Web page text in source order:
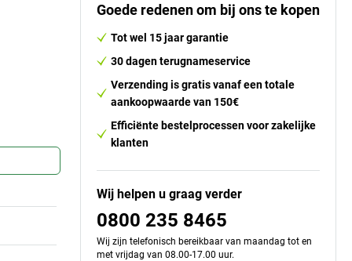
Goede redenen om bij ons te kopen
Tot wel 15 jaar garantie
30 dagen terugnameservice
Verzending is gratis vanaf een totale
aankoopwaarde van 150€
Efficiënte bestelprocessen voor zakelijke
klanten
Wij helpen u graag verder
0800 235 8465
Wij zijn telefonisch bereikbaar van maandag tot en
met vrijdag van 08.00-17.00 uur.